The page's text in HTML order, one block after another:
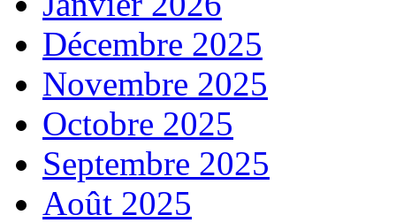
Décembre 2025
Novembre 2025
Octobre 2025
Septembre 2025
Août 2025